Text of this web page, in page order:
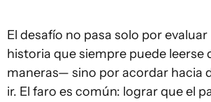
El desafío no pasa solo por
historia que siempre puede leerse
maneras— sino por acordar hacia
ir. El faro es común: lograr que el